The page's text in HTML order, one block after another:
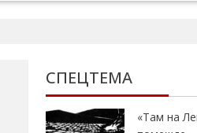
СПЕЦТЕМА
«Там на